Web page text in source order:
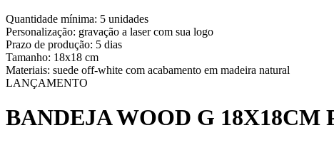
Quantidade mínima: 5 unidades
Personalização: gravação a laser com sua logo
Prazo de produção: 5 dias
Tamanho: 18x18 cm
Materiais: suede off-white com acabamento em madeira natural
LANÇAMENTO
BANDEJA WOOD G